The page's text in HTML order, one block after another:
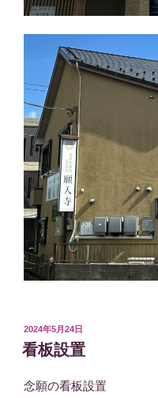
投
稿
日:
2024年5月24日
看板設置
念願の看板設置